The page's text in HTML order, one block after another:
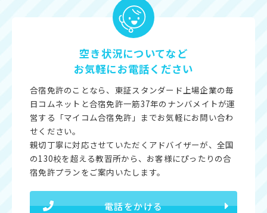
空き状況についてなど
お気軽にお電話ください
合宿免許のことなら、東証スタンダード上場企業の毎
日コムネットと合宿免許一筋37年のナンバメイトが運
営する「マイコム合宿免許」までお気軽にお問い合わ
せください。
親切丁寧に対応させていただくアドバイザーが、全国
の130校を超える教習所から、お客様にぴったりの合
宿免許プランをご案内いたします。
電話をかける